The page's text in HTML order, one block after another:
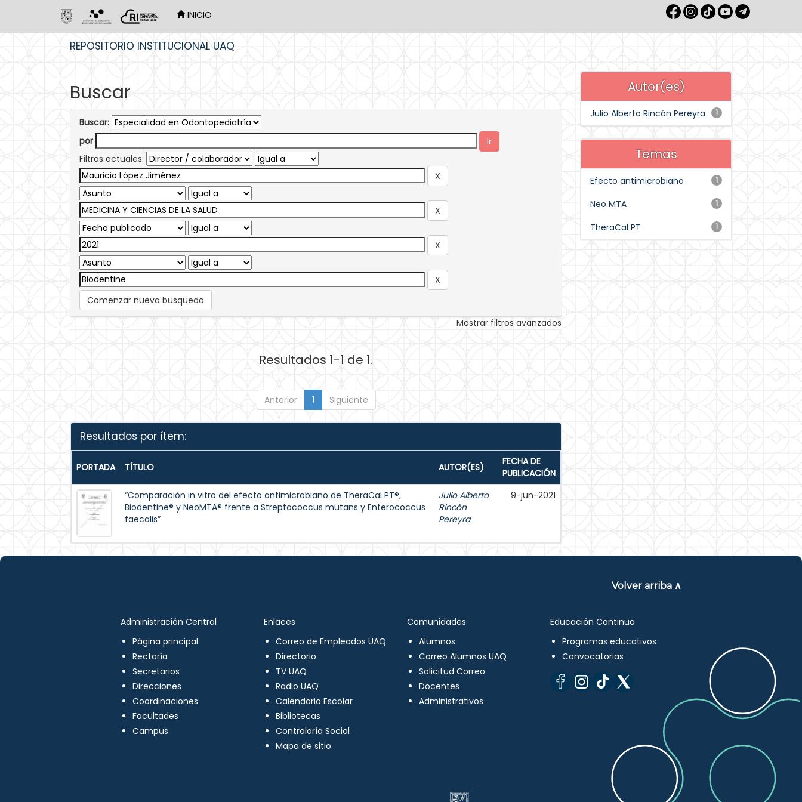
INICIO
REPOSITORIO INSTITUCIONAL UAQ
Buscar
Buscar:
por
Filtros actuales:
Comenzar nueva busqueda
Mostrar filtros avanzados
Resultados 1-1 de 1.
Anterior 1 Siguiente
Resultados por ítem:
PORTADA TÍTULO AUTOR(ES)
FECHA DE
PUBLICACIÓN
“Comparación in vitro del efecto antimicrobiano de TheraCal PT®,
Biodentine® y NeoMTA® frente a Streptococcus mutans y Enterococcus
faecalis”
Julio Alberto
Rincón
Pereyra
9-jun-2021
Autor(es)
1
Julio Alberto Rincón Pereyra
Temas
1
Efecto antimicrobiano
1
Neo MTA
1
TheraCal PT
Volver arriba ∧
Administración Central
Página principal
Rectoría
Secretarios
Direcciones
Coordinaciones
Facultades
Campus
Enlaces
Correo de Empleados UAQ
Directorio
TV UAQ
Radio UAQ
Calendario Escolar
Bibliotecas
Contraloría Social
Mapa de sitio
Comunidades
Alumnos
Correo Alumnos UAQ
Solicitud Correo
Docentes
Administrativos
Educación Continua
Programas educativos
Convocatorias